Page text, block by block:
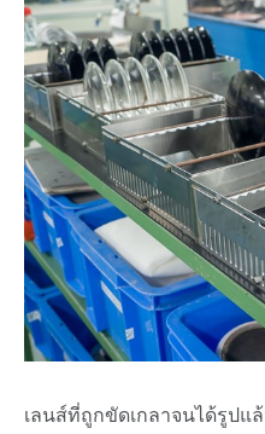
เลนส์ที่ถูกขัดเกลาจนได้รูปแ